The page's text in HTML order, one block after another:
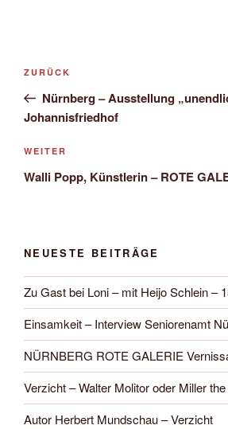
Beitragsnavigation
Vorheriger
Beitrag
ZURÜCK
Nürnberg – Ausstellung
Johannisfriedhof
Nächster
Beitrag
WEITER
Walli Popp, Künstlerin – ROTE
NEUESTE BEITRÄGE
Zu Gast bei Loni – mit Heijo Schlein –
Einsamkeit – Interview Seniorenamt
NÜRNBERG ROTE GALERIE
Verzicht – Walter Molitor oder Miller
Autor Herbert Mundschau – Verzicht